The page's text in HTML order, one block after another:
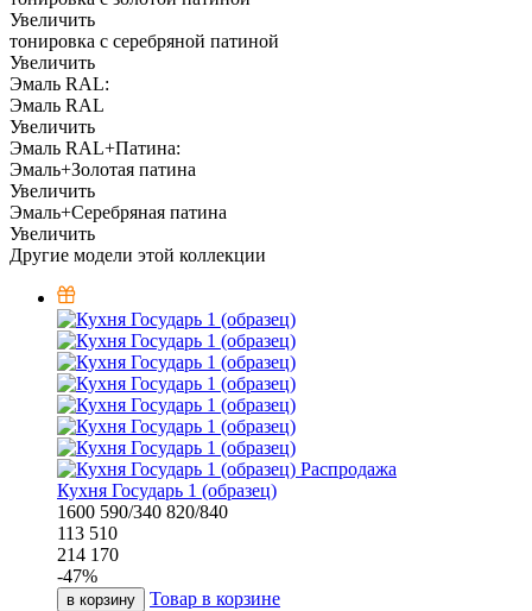
Увеличить
тонировка с серебряной патиной
Увеличить
Эмаль RAL:
Эмаль RAL
Увеличить
Эмаль RAL+Патина:
Эмаль+Золотая патина
Увеличить
Эмаль+Серебряная патина
Увеличить
Другие модели этой коллекции
Распродажа
Кухня Государь 1 (образец)
1600 590/340 820/840
113 510
214 170
-47%
в корзину Товар в корзине